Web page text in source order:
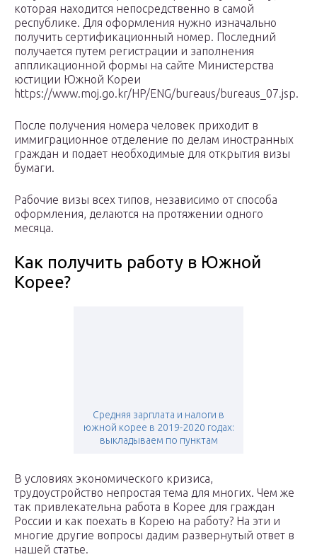
которая находится непосредственно в самой
республике. Для оформления нужно изначально
получить сертификационный номер. Последний
получается путем регистрации и заполнения
аппликационной формы на сайте Министерства
юстиции Южной Кореи
https://www.moj.go.kr/HP/ENG/bureaus/bureaus_07.jsp.
После получения номера человек приходит в
иммиграционное отделение по делам иностранных
граждан и подает необходимые для открытия визы
бумаги.
Рабочие визы всех типов, независимо от способа
оформления, делаются на протяжении одного
месяца.
Как получить работу в Южной
Корее?
Средняя зарплата и налоги в
южной корее в 2019-2020 годах:
выкладываем по пунктам
В условиях экономического кризиса,
трудоустройство непростая тема для многих. Чем же
так привлекательна работа в Корее для граждан
России и как поехать в Корею на работу? На эти и
многие другие вопросы дадим развернутый ответ в
нашей статье.